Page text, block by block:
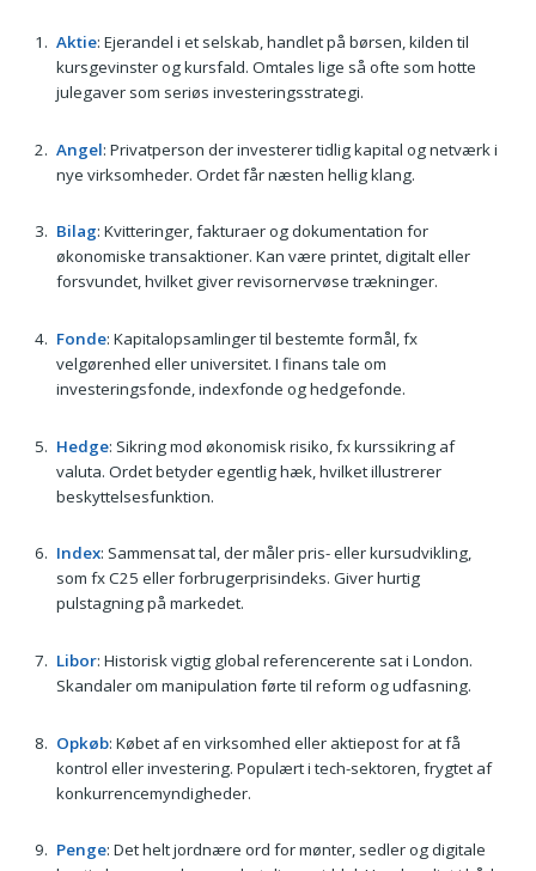
Aktie: Ejerandel i et selskab, handlet på børsen, kilden til
kursgevinster og kursfald. Omtales lige så ofte som hotte
julegaver som seriøs investeringsstrategi.
Angel: Privatperson der investerer tidlig kapital og netværk i
nye virksomheder. Ordet får næsten hellig klang.
Bilag: Kvitteringer, fakturaer og dokumentation for
økonomiske transaktioner. Kan være printet, digitalt eller
forsvundet, hvilket giver revisornervøse trækninger.
Fonde: Kapitalopsamlinger til bestemte formål, fx
velgørenhed eller universitet. I finans tale om
investeringsfonde, indexfonde og hedgefonde.
Hedge: Sikring mod økonomisk risiko, fx kurssikring af
valuta. Ordet betyder egentlig hæk, hvilket illustrerer
beskyttelsesfunktion.
Index: Sammensat tal, der måler pris- eller kursudvikling,
som fx C25 eller forbrugerprisindeks. Giver hurtig
pulstagning på markedet.
Libor: Historisk vigtig global referencerente sat i London.
Skandaler om manipulation førte til reform og udfasning.
Opkøb: Købet af en virksomhed eller aktiepost for at få
kontrol eller investering. Populært i tech-sektoren, frygtet af
konkurrence­myndigheder.
Penge: Det helt jordnære ord for mønter, sedler og digitale